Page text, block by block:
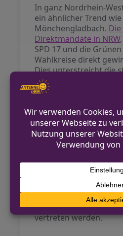
In ganz Nordrhein-
ein ähnlicher Trend
Mönchengladbach.
Direktmandate in NRW
SPD 17 und die
Wahlkreise direkt
Dies unterstreicht die
der Union im
Bundesland.
Ausblick
Die Ergebnisse aus
spiegeln den
Erstarken der AfD
politische
lokale Politik bedeutet
Interessen der Stadt
CDU-Abgeordneten im
vertreten werden.